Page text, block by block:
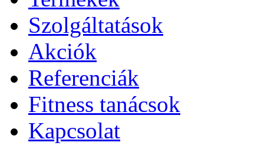
Szolgáltatások
Akciók
Referenciák
Fitness tanácsok
Kapcsolat